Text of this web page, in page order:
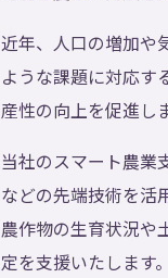
近年、人口の増加や
ような課題に対応す
産性の向上を促進し
当社のスマート農業
などの先端技術を活
農作物の生育状況や
定を支援いたします。